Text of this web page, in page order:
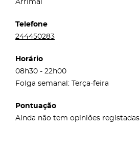
Arrimal
Telefone
244450283
Horário
08h30 - 22h00
Folga semanal: Terça-feira
Pontuação
Ainda não tem opiniões registadas